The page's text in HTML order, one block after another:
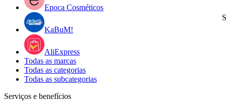
Epoca Cosméticos
KaBuM!
AliExpress
Todas as marcas
Todas as categorias
Todas as subcategorias
Serviços e benefícios